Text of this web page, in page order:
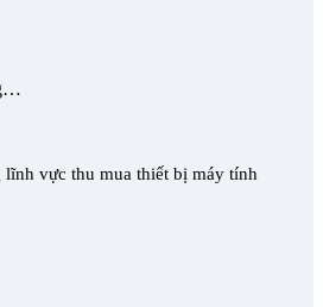
vực thu mua thiết bị máy tính